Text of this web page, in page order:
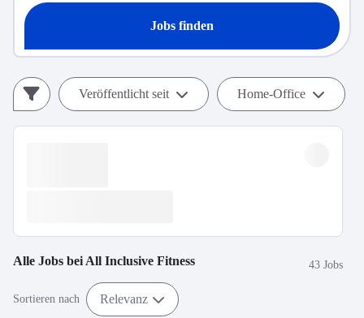
Jobs finden
Veröffentlicht seit Home-Office
Alle Jobs bei All Inclusive Fitness 43 Jobs
Sortieren nach Relevanz